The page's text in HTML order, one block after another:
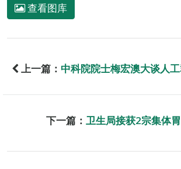
查看图库
上一篇： 中科院院士梅宏澳大谈人
下一篇： 卫生局接获2宗集体